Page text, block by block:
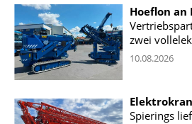
Hoeflon an
zwei
10.08.2026
Spierings